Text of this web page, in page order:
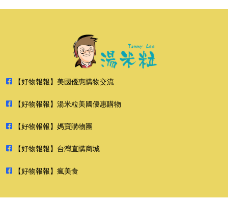
【好物報報】美國優惠購物交流
【好物報報】湯米粒美國優惠購物
【好物報報】媽寶購物團
【好物報報】台灣直購商城
【好物報報】瘋美食